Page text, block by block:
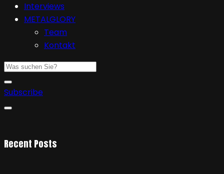
Interviews
METALGLORY
Team
Kontakt
Subscribe
Recent Posts